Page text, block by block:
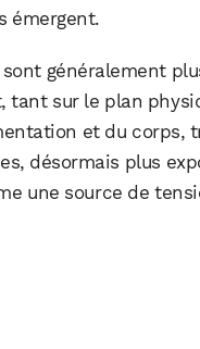
émergent.
généralement
sur le plan
et du
désormais plus
une source de